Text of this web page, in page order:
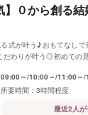
】０から創る
式が叶う♪おもてなし
だわりが叶う◎初めての
09:00～ 10:00～ 11:00～
3時間程度
最近2人